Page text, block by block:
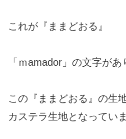
これが『ままどおる』
「ｍamador」の文字があ
この『ままどおる』の生
カステラ生地となっていま